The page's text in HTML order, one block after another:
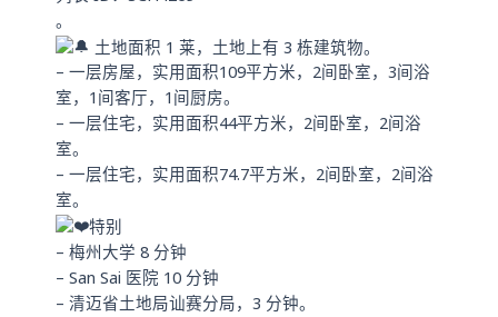
。
土地面积 1 莱，土地上有 3 栋建筑物。
– 一层房屋，实用面积109平方米，2间卧室，3间浴
室，1间客厅，1间厨房。
– 一层住宅，实用面积44平方米，2间卧室，2间浴
室。
– 一层住宅，实用面积74.7平方米，2间卧室，2间浴
室。
特别
– 梅州大学 8 分钟
– San Sai 医院 10 分钟
– 清迈省土地局讪赛分局，3 分钟。